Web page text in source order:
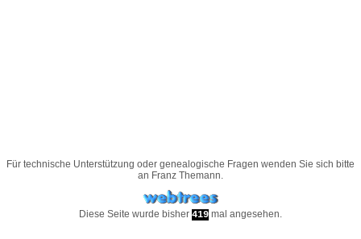
Für technische Unterstützung oder genealogische Fragen wenden Sie sich bitte
an Franz Themann.
Diese Seite wurde bisher 419 mal angesehen.